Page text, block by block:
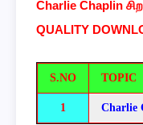
Charlie Chaplin
QUALITY
S.NO TOPIC
1 Charlie